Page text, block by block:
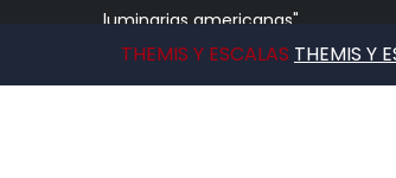
luminarias americanas"
THEMIS Y ESCALAS THEMIS Y